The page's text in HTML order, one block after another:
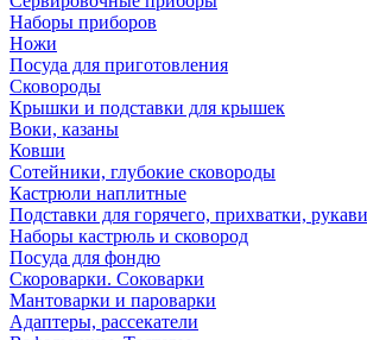
Наборы приборов
Ножи
Посуда для приготовления
Сковороды
Крышки и подставки для крышек
Воки, казаны
Ковши
Сотейники, глубокие сковороды
Кастрюли наплитные
Подставки для горячего, прихватки,
Наборы кастрюль и сковород
Посуда для фондю
Скороварки. Соковарки
Мантоварки и пароварки
Адаптеры, рассекатели